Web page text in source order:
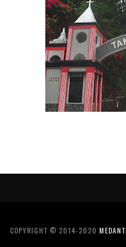
COPYRIGHT © 2014-2020